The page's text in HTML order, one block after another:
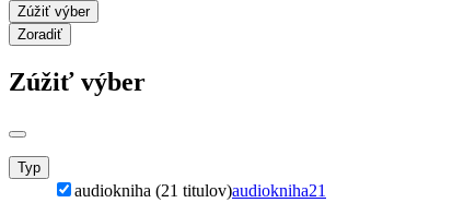
Zúžiť výber
Zoradiť
Zúžiť výber
Typ
audiokniha (21 titulov)audiokniha21